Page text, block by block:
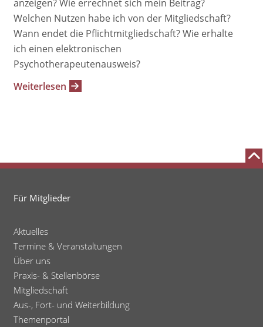
anzeigen? Wie errechnet sich mein Beitrag?
Welchen Nutzen habe ich von der Mitgliedschaft?
Wann endet die Pflichtmitgliedschaft? Wie erhalte
ich einen elektronischen
Psychotherapeutenausweis?
Weiterlesen
Für Mitglieder
Aktuelles
Termine & Veranstaltungen
Über uns
Praxis- & Stellenbörse
Mitgliedschaft
Aus-, Fort- und Weiterbildung
Themenportal